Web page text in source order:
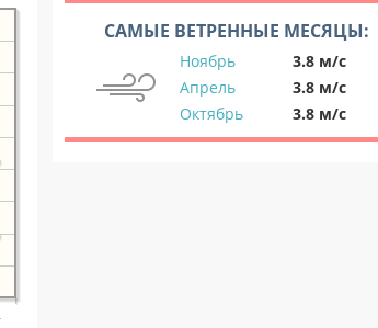
САМЫЕ ВЕТРЕННЫЕ МЕСЯЦЫ:
Ноябрь
3.8 м/с
Апрель
3.8 м/с
Октябрь
3.8 м/с